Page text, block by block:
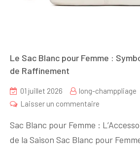
Le Sac Blanc pour Femme :
de Raffinement
01 juillet 2026 long-champpliage
Laisser un commentaire
Sac
Blanc
Sac Blanc pour Femme :
de la Saison Sac Blanc pour